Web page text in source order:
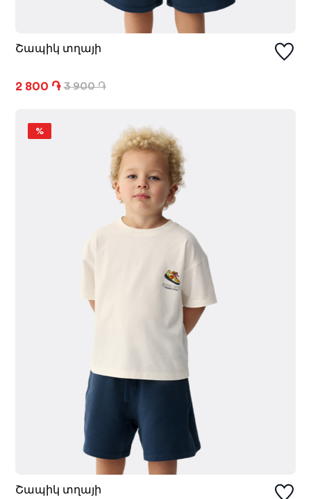
Շապիկ տղայի
2 800 ֏ 3 900 ֏
%
Շապիկ տղայի